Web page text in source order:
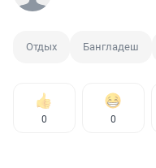
Отдых Бангладеш
0 0